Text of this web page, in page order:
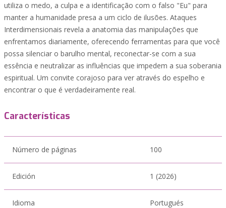
utiliza o medo, a culpa e a identificação com o falso "Eu" para
manter a humanidade presa a um ciclo de ilusões. Ataques
Interdimensionais revela a anatomia das manipulações que
enfrentamos diariamente, oferecendo ferramentas para que você
possa silenciar o barulho mental, reconectar-se com a sua
essência e neutralizar as influências que impedem a sua soberania
espiritual. Um convite corajoso para ver através do espelho e
encontrar o que é verdadeiramente real.
Características
Número de páginas 100
Edición 1 (2026)
Idioma Portugués